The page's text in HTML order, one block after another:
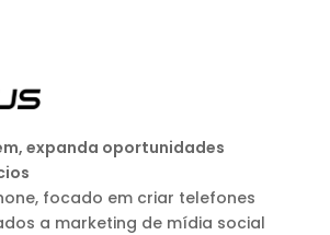
expanda oportunidades
focado em criar telefones
a marketing de mídia social